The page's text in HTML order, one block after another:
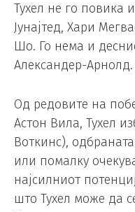
Тухел не го повика
Јунајтед, Хари
Шо. Го нема и
Александер-Арнолд.
Од редовите на
Астон Вила, Тухел
Воткинс),
или помалку
најсилниот
што Тухел може да